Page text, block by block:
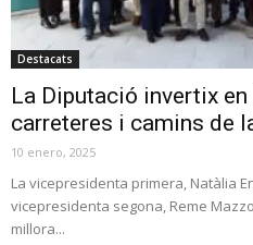
Destacats
La Diputació invertix
carreteres i camins de
10 enero, 2025
La vicepresidenta primera, Natàlia
vicepresidenta segona, Reme
millora...